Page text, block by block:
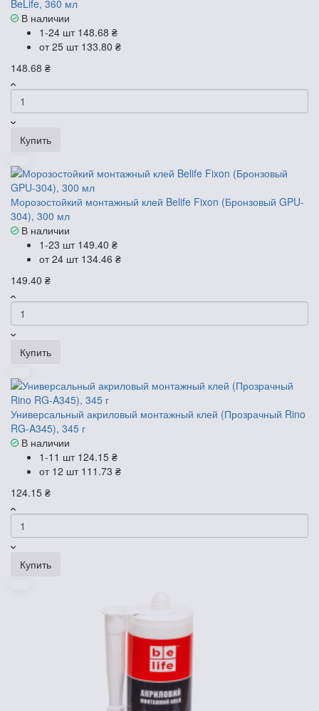
BeLife, 360 мл
В наличии
1-24 шт 148.68 ₴
от 25 шт 133.80 ₴
148.68 ₴
Купить
Морозостойкий монтажный клей Belife Fixon (Бронзовый GPU-
304), 300 мл
В наличии
1-23 шт 149.40 ₴
от 24 шт 134.46 ₴
149.40 ₴
Купить
Универсальный акриловый монтажный клей (Прозрачный Rino
RG-A345), 345 г
В наличии
1-11 шт 124.15 ₴
от 12 шт 111.73 ₴
124.15 ₴
Купить